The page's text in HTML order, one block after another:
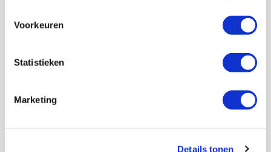
Voorkeuren
Statistieken
Marketing
Details tonen
SEP